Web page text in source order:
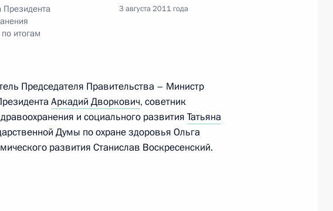
США Бараком Обамой
пианиста Николая Петрова
Президента
итогам
3 августа 2011 года
Председателя Правительства – Министр
Аркадий Дворкович, советник
и социального развития Татьяна
Думы по охране здоровья Ольга
развития Станислав Воскресенский.